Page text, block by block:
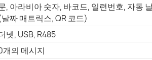
, 아라비아 숫자, 바코드, 일련번호, 자동
짜 매트릭스, QR 코드)
넷, USB, R485
개의 메시지